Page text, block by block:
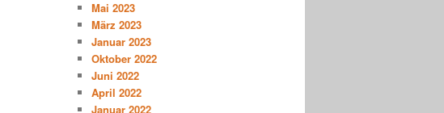
Mai 2023
März 2023
Januar 2023
Oktober 2022
Juni 2022
April 2022
Januar 2022